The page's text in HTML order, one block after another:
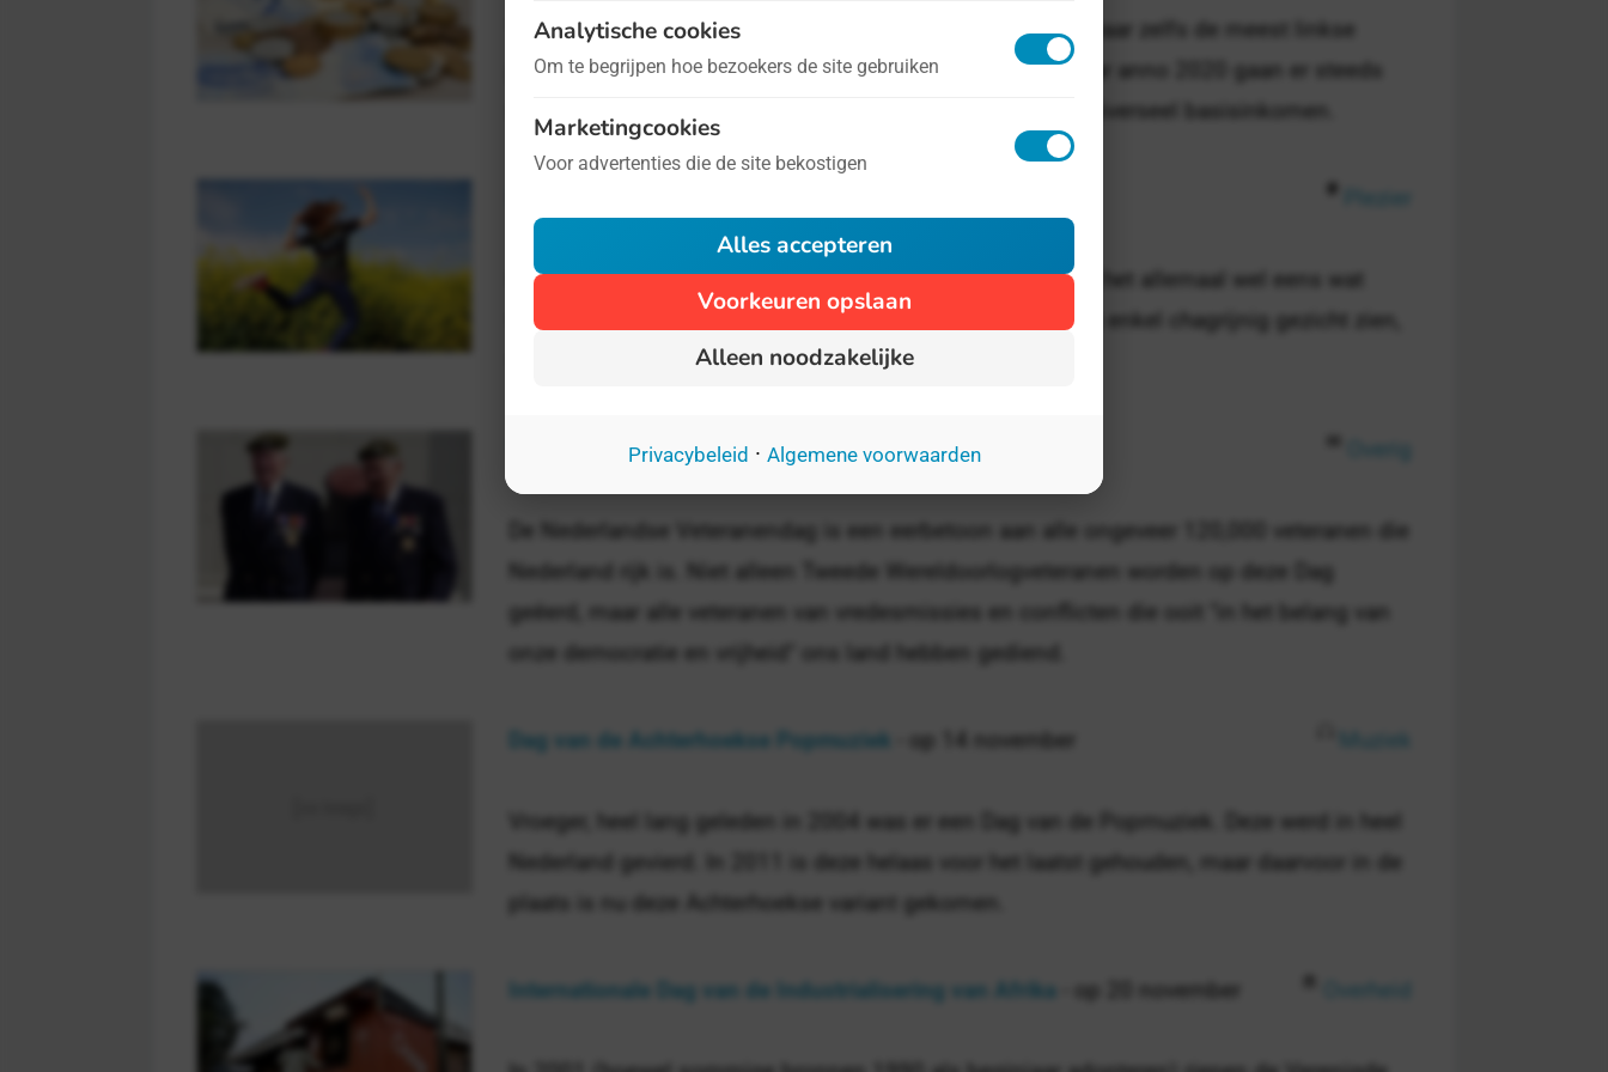
Vroeger leek dit nog een welhaast communistisch taboe waar zelfs de meest linkse
politieke partij zijn vingers niet aan durfde te branden, maar anno 2020 gaan er steeds
meer serieuze stemmen om te experimenteren met een universeel basisinkomen.
Op 28 juni 2012 hebben de Verenigde Naties besloten dat het allemaal wel eens wat
vrolijker mag. Op 20 maart elk jaar willen we dan ook geen enkel chagrijnig gezicht zien,
want het is Internationale Dag van het Geluk.
Veteranendag- op 27 juni
De Nederlandse Veteranendag is een eerbetoon aan alle ongeveer 120,000 veteranen die
Nederland rijk is. Niet alleen Tweede Wereldoorlogveteranen worden op deze Dag
geëerd, maar alle veteranen van vredesmissies en conflicten die ooit "in het belang van
onze democratie en vrijheid" ons land hebben gediend.
Dag van de Achterhoekse Popmuziek - op 14 november
Vroeger, heel lang geleden in 2004 was er een Dag van de Popmuziek. Deze werd in heel
Nederland gevierd. In 2011 is deze helaas voor het laatst gehouden, maar daarvoor in de
plaats is nu deze Achterhoekse variant gekomen.
Internationale Dag van de Industrialisering van Afrika - op 20 november
Analytische cookies
Om te begrijpen hoe bezoekers de site gebruiken
Marketingcookies
Voor advertenties die de site bekostigen
Alles accepteren
Voorkeuren opslaan
Alleen noodzakelijke
Privacybeleid · Algemene voorwaarden